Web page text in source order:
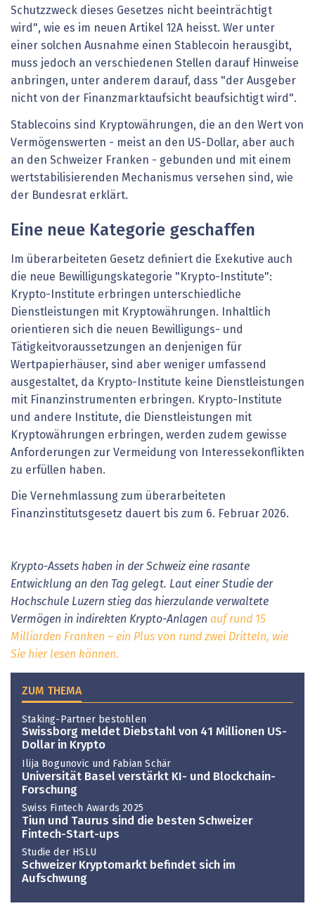
Schutzzweck dieses Gesetzes nicht beeinträchtigt
wird", wie es im neuen Artikel 12A heisst. Wer unter
einer solchen Ausnahme einen Stablecoin herausgibt,
muss jedoch an verschiedenen Stellen darauf Hinweise
anbringen, unter anderem darauf, dass "der Ausgeber
nicht von der Finanzmarktaufsicht beaufsichtigt wird".
Stablecoins sind Kryptowährungen, die an den Wert von
Vermögenswerten - meist an den US-Dollar, aber auch
an den Schweizer Franken - gebunden und mit einem
wertstabilisierenden Mechanismus versehen sind, wie
der Bundesrat erklärt.
Eine neue Kategorie geschaffen
Im überarbeiteten Gesetz definiert die Exekutive auch
die neue Bewilligungskategorie "Krypto-Institute":
Krypto-Institute erbringen unterschiedliche
Dienstleistungen mit Kryptowährungen. Inhaltlich
orientieren sich die neuen Bewilligungs- und
Tätigkeitvoraussetzungen an denjenigen für
Wertpapierhäuser, sind aber weniger umfassend
ausgestaltet, da Krypto-Institute keine Dienstleistungen
mit Finanzinstrumenten erbringen. Krypto-Institute
und andere Institute, die Dienstleistungen mit
Kryptowährungen erbringen, werden zudem gewisse
Anforderungen zur Vermeidung von Interessekonflikten
zu erfüllen haben.
Die Vernehmlassung zum überarbeiteten
Finanzinstitutsgesetz dauert bis zum 6. Februar 2026.
Krypto-Assets haben in der Schweiz eine rasante
Entwicklung an den Tag gelegt. Laut einer Studie der
Hochschule Luzern stieg das hierzulande verwaltete
Vermögen in indirekten Krypto-Anlagen auf rund 15
Milliarden Franken – ein Plus von rund zwei Dritteln, wie
Sie hier lesen können.
ZUM THEMA
Staking-Partner bestohlen
Swissborg meldet Diebstahl von 41 Millionen US-
Dollar in Krypto
Ilija Bogunovic und Fabian Schär
Universität Basel verstärkt KI- und Blockchain-
Forschung
Swiss Fintech Awards 2025
Tiun und Taurus sind die besten Schweizer
Fintech-Start-ups
Studie der HSLU
Schweizer Kryptomarkt befindet sich im
Aufschwung